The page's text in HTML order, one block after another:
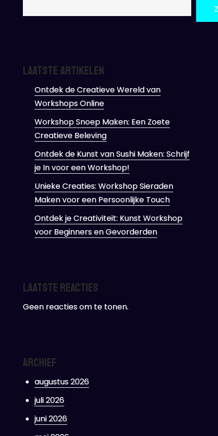
Laatste artikelen
Ontdek de Creatieve Wereld van
Workshops Online
Workshop Snoep Maken: Een Zoete
Creatieve Beleving
Ontdek de Kunst van Sushi Maken: Schrijf
je In voor een Workshop!
Unieke Creaties: Workshop Sieraden
Maken voor een Persoonlijke Touch
Ontdek je Creativiteit: Kunst Workshop
voor Beginners en Gevorderden
Laatste reacties
Geen reacties om te tonen.
Archief
augustus 2026
juli 2026
juni 2026